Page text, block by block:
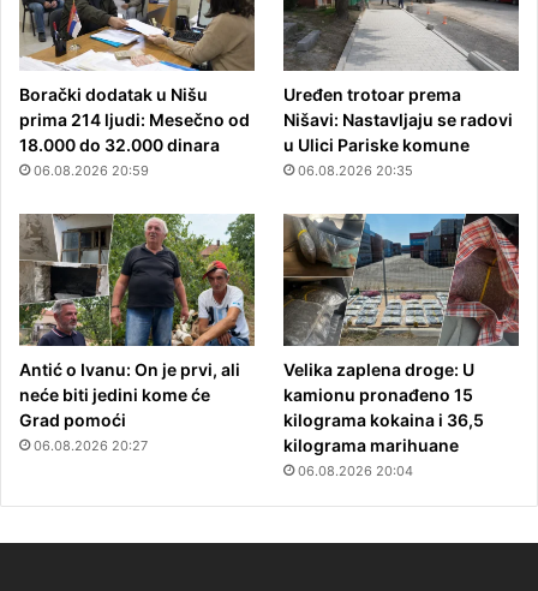
Borački dodatak u Nišu
prima 214 ljudi: Mesečno od
18.000 do 32.000 dinara
06.08.2026 20:59
Uređen trotoar prema
Nišavi: Nastavljaju se radovi
u Ulici Pariske komune
06.08.2026 20:35
Antić o Ivanu: On je prvi, ali
neće biti jedini kome će
Grad pomoći
06.08.2026 20:27
Velika zaplena droge: U
kamionu pronađeno 15
kilograma kokaina i 36,5
kilograma marihuane
06.08.2026 20:04